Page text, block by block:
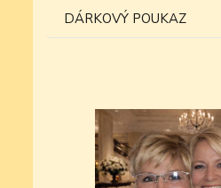
DÁRKOVÝ POUKAZ